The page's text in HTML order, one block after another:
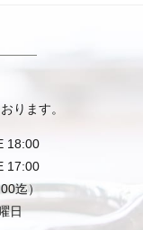
ります。
18:00
17:00
迄）
日